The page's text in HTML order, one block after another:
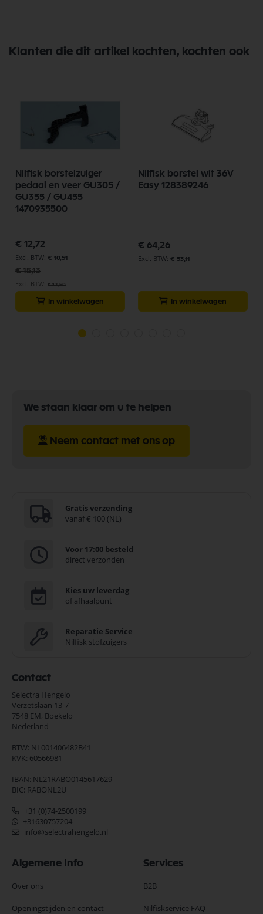
Klanten die dit artikel kochten, kochten ook
Nilfisk borstelzuiger
pedaal en veer GU305 /
GU355 / GU455
1470935500
Speciale
prijs
€ 12,72
€ 10,51
€ 15,13
€ 12,50
In winkelwagen
Nilfisk borstel wit 36V
Easy 128389246
€ 64,26
€ 53,11
In winkelwagen
We staan klaar om u te helpen
Neem contact met ons op
Gratis verzending
vanaf € 100 (NL)
Voor 17:00 besteld
direct verzonden
Kies uw leverdag
of afhaalpunt
Reparatie Service
Nilfisk stofzuigers
Contact
Selectra Hengelo
Verzetslaan 13-7
7548 EM, Boekelo
Nederland
BTW: NL001406482B41
KVK: 60566981
IBAN: NL21RABO0145617629
BIC: RABONL2U
+31 (0)74-2500199
+31630757204
info@selectrahengelo.nl
Algemene Info
Over ons
Openingstijden en contact
Services
B2B
Nilfiskservice FAQ